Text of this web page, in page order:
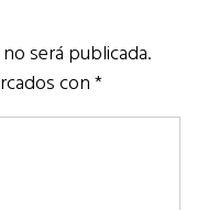
será publicada.
con*